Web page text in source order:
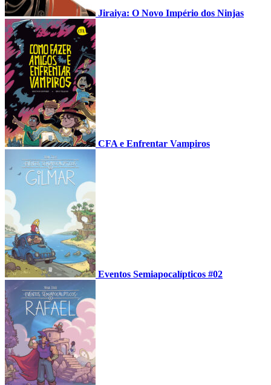
Jiraiya: O Novo Império dos Ninjas
CFA e Enfrentar Vampiros
Eventos Semiapocalípticos #02